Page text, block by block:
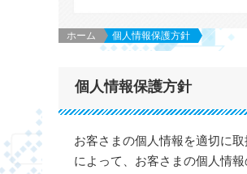
ホーム 個人情報保護方針
個人情報保護方針
お客さまの個人情報を適切に
によって、お客さまの個人情